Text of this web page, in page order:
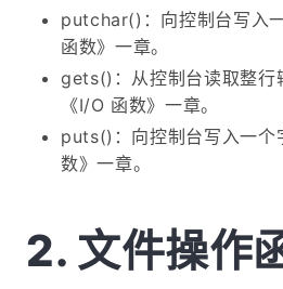
putchar()：向控制台写入
函数》一章。
gets()：从控制台读取整行
《I/O 函数》一章。
puts()：向控制台写入一个
数》一章。
文件操作